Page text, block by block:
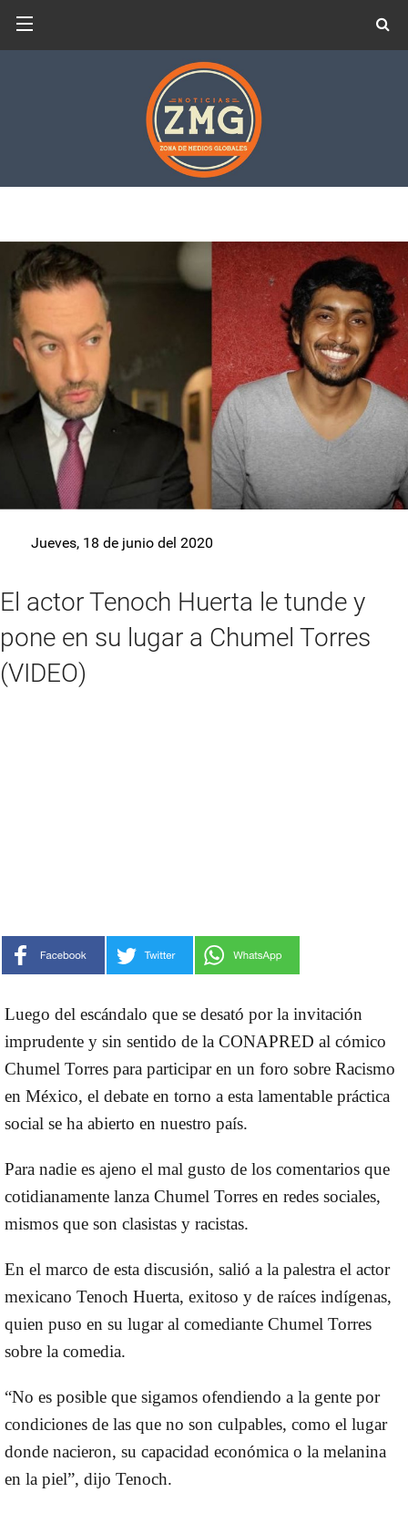
Jueves, 18 de junio del 2020
El actor Tenoch Huerta le tunde y
pone en su lugar a Chumel Torres
(VIDEO)
Luego del escándalo que se desató por la invitación
imprudente y sin sentido de la CONAPRED al cómico
Chumel Torres para participar en un foro sobre Racismo
en México, el debate en torno a esta lamentable práctica
social se ha abierto en nuestro país.
Para nadie es ajeno el mal gusto de los comentarios que
cotidianamente lanza Chumel Torres en redes sociales,
mismos que son clasistas y racistas.
En el marco de esta discusión, salió a la palestra el actor
mexicano Tenoch Huerta, exitoso y de raíces indígenas,
quien puso en su lugar al comediante Chumel Torres
sobre la comedia.
“No es posible que sigamos ofendiendo a la gente por
condiciones de las que no son culpables, como el lugar
donde nacieron, su capacidad económica o la melanina
en la piel”, dijo Tenoch.